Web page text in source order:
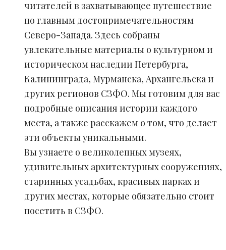
читателей в захватывающее путешествие
по главным достопримечательностям
Северо-Запада. Здесь собраны
увлекательные материалы о культурном и
историческом наследии Петербурга,
Калининграда, Мурманска, Архангельска и
других регионов СЗФО. Мы готовим для вас
подробные описания истории каждого
места, а также расскажем о том, что делает
эти объекты уникальными.
Вы узнаете о великолепных музеях,
удивительных архитектурных сооружениях,
старинных усадьбах, красивых парках и
других местах, которые обязательно стоит
посетить в СЗФО.